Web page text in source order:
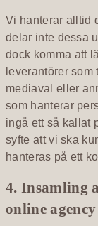
Vi hanterar alltid
delar inte dessa
dock komma att
leverantörer
mediaval eller
som hanterar
ingå ett så kallat
syfte att vi ska
hanteras på ett
4. Insamling
online